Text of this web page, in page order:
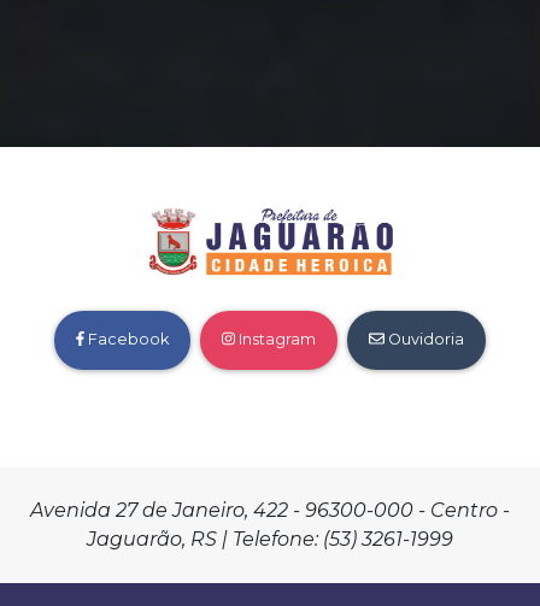
Facebook Instagram Ouvidoria
Avenida 27 de Janeiro, 422 - 96300-000 - Centro -
Jaguarão, RS | Telefone: (53) 3261-1999